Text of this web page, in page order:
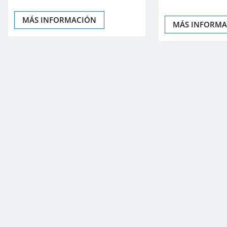
MÁS INFORMACIÓN MÁS